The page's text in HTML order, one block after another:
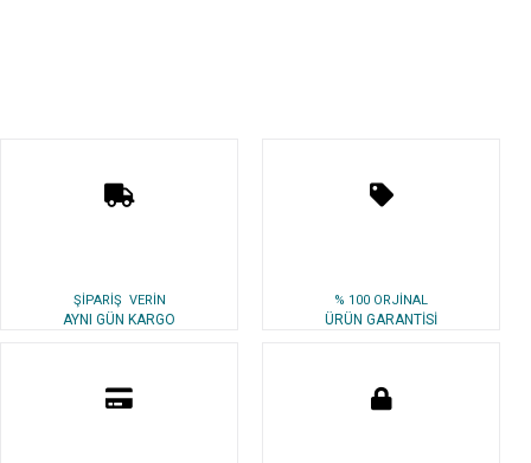
ŞİPARİŞ VERİN
AYNI GÜN KARGO
% 100 ORJİNAL
ÜRÜN GARANTİSİ